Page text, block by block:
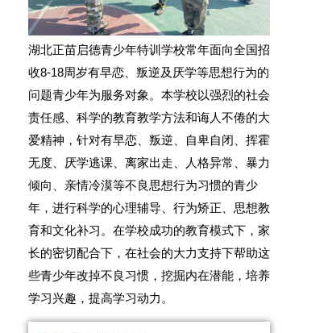
湖北正苗启德青少年特训学校常年面向全国招
收8-18周岁有早恋、叛逆及厌学等思想行为的
问题青少年为服务对象。本学校以强烈的社会
责任感、科学的教育教学方法和诲人不倦的大
爱精神，针对有早恋、叛逆、自卑自闭、挥霍
无度、厌学逃课、离家出走、人格异常、暴力
倾向、亲情冷漠等不良思想行为习惯的青少
年，进行科学的心理辅导、行为矫正、思想教
育和文化补习。在学校成功的教育模式下，家
长的密切配合下，在社会的大力支持下帮助这
些青少年改掉不良习惯，挖掘内在潜能，培养
学习兴趣，提高学习动力。